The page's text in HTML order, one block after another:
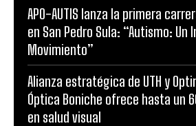
APO-AUTIS lanza la primera
en San Pedro Sula: “Autismo: Un
Movimiento”
Alianza estratégica de UTH y
Óptica Boniche ofrece hasta un
en salud visual